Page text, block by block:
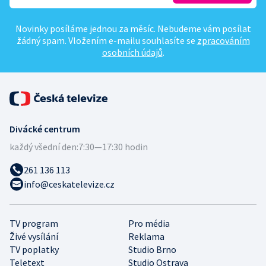
Novinky posíláme jednou za měsíc. Nebudeme vám posílat
žádný spam. Vložením e-mailu souhlasíte se zpracováním
osobních údajů.